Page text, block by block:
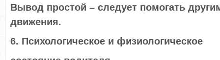
Вывод простой – следует помогать
движения.
6. Психологическое и физиологическое